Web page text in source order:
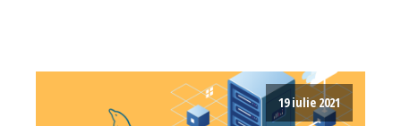
19 iulie 2021